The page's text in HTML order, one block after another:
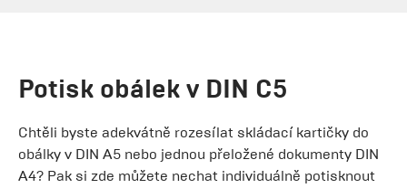
Potisk obálek v DIN C5
Chtěli byste adekvátně rozesílat skládací kartičky do
obálky v DIN A5 nebo jednou přeložené dokumenty DIN
A4? Pak si zde můžete nechat individuálně potisknout